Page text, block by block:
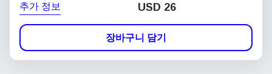
추가 정보 USD 26
장바구니 담기